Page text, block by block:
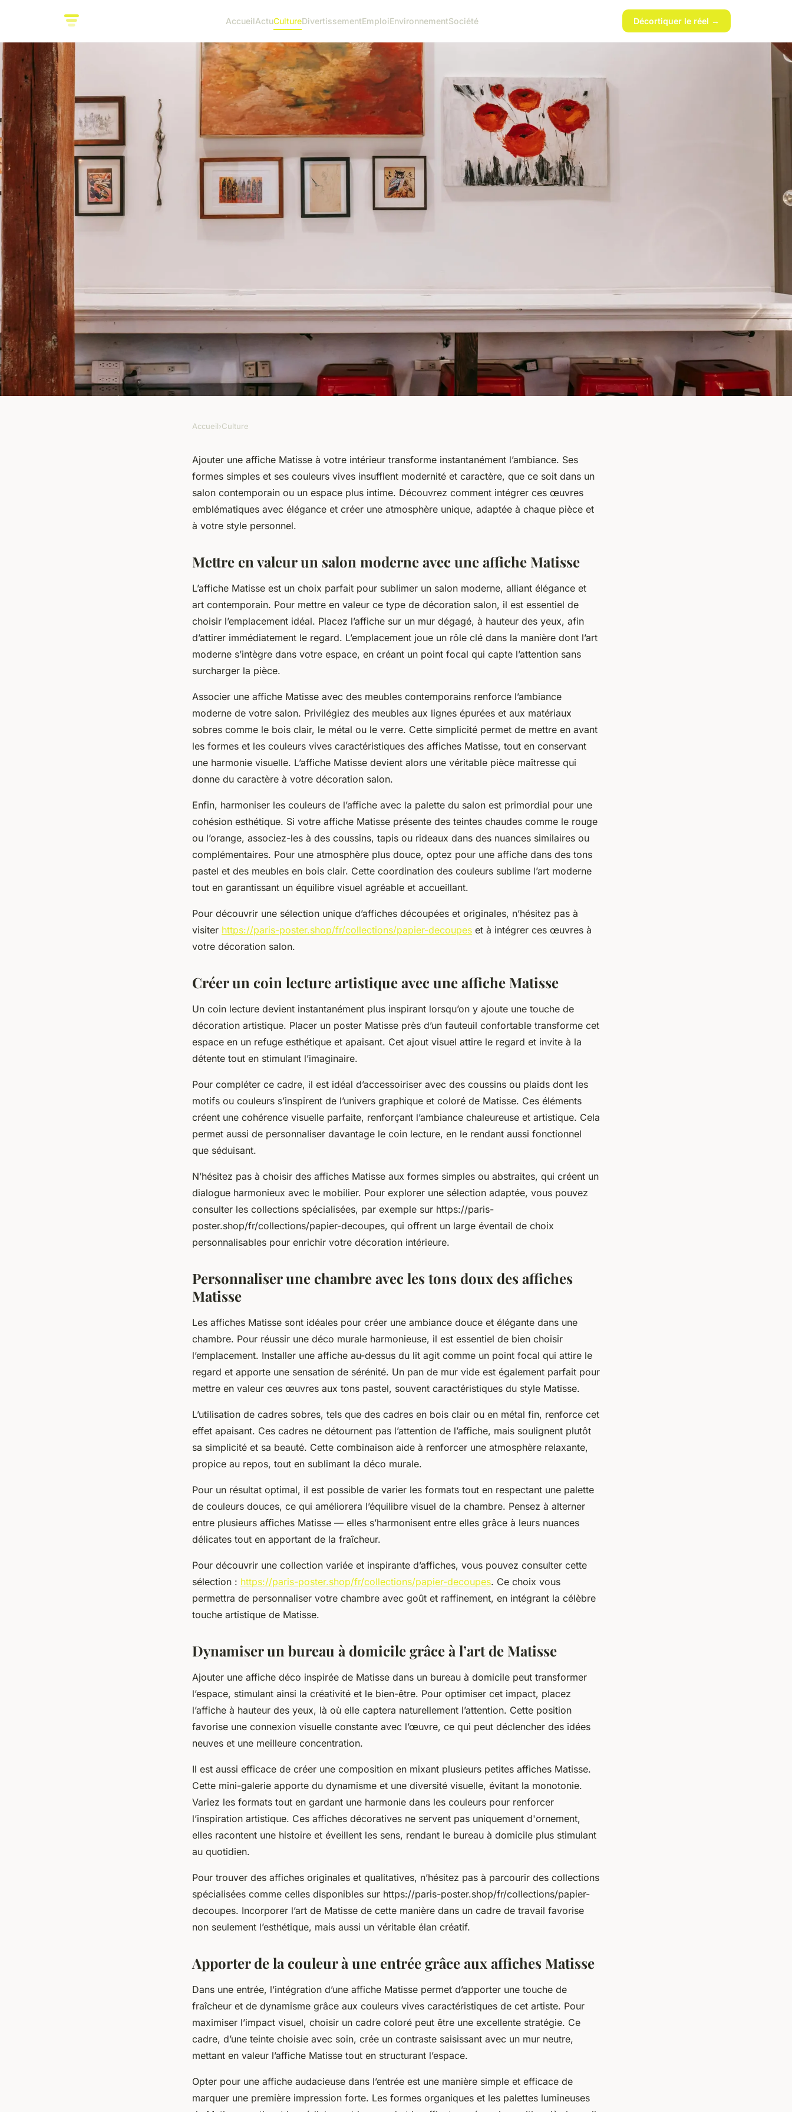
AccueilActuCultureDivertissementEmploiEnvironnementSociété Décortiquer le réel →
10 façons d'intégrer les affiches
matisse dans votre déco
Accueil›Culture
Ajouter une affiche Matisse à votre intérieur transforme instantanément l’ambiance. Ses
formes simples et ses couleurs vives insufflent modernité et caractère, que ce soit dans un
salon contemporain ou un espace plus intime. Découvrez comment intégrer ces œuvres
emblématiques avec élégance et créer une atmosphère unique, adaptée à chaque pièce et
à votre style personnel.
Mettre en valeur un salon moderne avec une affiche Matisse
L’affiche Matisse est un choix parfait pour sublimer un salon moderne, alliant élégance et
art contemporain. Pour mettre en valeur ce type de décoration salon, il est essentiel de
choisir l’emplacement idéal. Placez l’affiche sur un mur dégagé, à hauteur des yeux, afin
d’attirer immédiatement le regard. L’emplacement joue un rôle clé dans la manière dont l’art
moderne s’intègre dans votre espace, en créant un point focal qui capte l’attention sans
surcharger la pièce.
Associer une affiche Matisse avec des meubles contemporains renforce l’ambiance
moderne de votre salon. Privilégiez des meubles aux lignes épurées et aux matériaux
sobres comme le bois clair, le métal ou le verre. Cette simplicité permet de mettre en avant
les formes et les couleurs vives caractéristiques des affiches Matisse, tout en conservant
une harmonie visuelle. L’affiche Matisse devient alors une véritable pièce maîtresse qui
donne du caractère à votre décoration salon.
Enfin, harmoniser les couleurs de l’affiche avec la palette du salon est primordial pour une
cohésion esthétique. Si votre affiche Matisse présente des teintes chaudes comme le rouge
ou l’orange, associez-les à des coussins, tapis ou rideaux dans des nuances similaires ou
complémentaires. Pour une atmosphère plus douce, optez pour une affiche dans des tons
pastel et des meubles en bois clair. Cette coordination des couleurs sublime l’art moderne
tout en garantissant un équilibre visuel agréable et accueillant.
Pour découvrir une sélection unique d’affiches découpées et originales, n’hésitez pas à
visiter https://paris-poster.shop/fr/collections/papier-decoupes et à intégrer ces œuvres à
votre décoration salon.
Créer un coin lecture artistique avec une affiche Matisse
Un coin lecture devient instantanément plus inspirant lorsqu’on y ajoute une touche de
décoration artistique. Placer un poster Matisse près d’un fauteuil confortable transforme cet
espace en un refuge esthétique et apaisant. Cet ajout visuel attire le regard et invite à la
détente tout en stimulant l’imaginaire.
Pour compléter ce cadre, il est idéal d’accessoiriser avec des coussins ou plaids dont les
motifs ou couleurs s’inspirent de l’univers graphique et coloré de Matisse. Ces éléments
créent une cohérence visuelle parfaite, renforçant l’ambiance chaleureuse et artistique. Cela
permet aussi de personnaliser davantage le coin lecture, en le rendant aussi fonctionnel
que séduisant.
N’hésitez pas à choisir des affiches Matisse aux formes simples ou abstraites, qui créent un
dialogue harmonieux avec le mobilier. Pour explorer une sélection adaptée, vous pouvez
consulter les collections spécialisées, par exemple sur https://paris-
poster.shop/fr/collections/papier-decoupes, qui offrent un large éventail de choix
personnalisables pour enrichir votre décoration intérieure.
Personnaliser une chambre avec les tons doux des affiches
Matisse
Les affiches Matisse sont idéales pour créer une ambiance douce et élégante dans une
chambre. Pour réussir une déco murale harmonieuse, il est essentiel de bien choisir
l’emplacement. Installer une affiche au-dessus du lit agit comme un point focal qui attire le
regard et apporte une sensation de sérénité. Un pan de mur vide est également parfait pour
mettre en valeur ces œuvres aux tons pastel, souvent caractéristiques du style Matisse.
L’utilisation de cadres sobres, tels que des cadres en bois clair ou en métal fin, renforce cet
effet apaisant. Ces cadres ne détournent pas l’attention de l’affiche, mais soulignent plutôt
sa simplicité et sa beauté. Cette combinaison aide à renforcer une atmosphère relaxante,
propice au repos, tout en sublimant la déco murale.
Pour un résultat optimal, il est possible de varier les formats tout en respectant une palette
de couleurs douces, ce qui améliorera l’équilibre visuel de la chambre. Pensez à alterner
entre plusieurs affiches Matisse — elles s’harmonisent entre elles grâce à leurs nuances
délicates tout en apportant de la fraîcheur.
Pour découvrir une collection variée et inspirante d’affiches, vous pouvez consulter cette
sélection : https://paris-poster.shop/fr/collections/papier-decoupes. Ce choix vous
permettra de personnaliser votre chambre avec goût et raffinement, en intégrant la célèbre
touche artistique de Matisse.
Dynamiser un bureau à domicile grâce à l’art de Matisse
Ajouter une affiche déco inspirée de Matisse dans un bureau à domicile peut transformer
l’espace, stimulant ainsi la créativité et le bien-être. Pour optimiser cet impact, placez
l’affiche à hauteur des yeux, là où elle captera naturellement l’attention. Cette position
favorise une connexion visuelle constante avec l’œuvre, ce qui peut déclencher des idées
neuves et une meilleure concentration.
Il est aussi efficace de créer une composition en mixant plusieurs petites affiches Matisse.
Cette mini-galerie apporte du dynamisme et une diversité visuelle, évitant la monotonie.
Variez les formats tout en gardant une harmonie dans les couleurs pour renforcer
l’inspiration artistique. Ces affiches décoratives ne servent pas uniquement d'ornement,
elles racontent une histoire et éveillent les sens, rendant le bureau à domicile plus stimulant
au quotidien.
Pour trouver des affiches originales et qualitatives, n’hésitez pas à parcourir des collections
spécialisées comme celles disponibles sur https://paris-poster.shop/fr/collections/papier-
decoupes. Incorporer l’art de Matisse de cette manière dans un cadre de travail favorise
non seulement l’esthétique, mais aussi un véritable élan créatif.
Apporter de la couleur à une entrée grâce aux affiches Matisse
Dans une entrée, l’intégration d’une affiche Matisse permet d’apporter une touche de
fraîcheur et de dynamisme grâce aux couleurs vives caractéristiques de cet artiste. Pour
maximiser l’impact visuel, choisir un cadre coloré peut être une excellente stratégie. Ce
cadre, d’une teinte choisie avec soin, crée un contraste saisissant avec un mur neutre,
mettant en valeur l’affiche Matisse tout en structurant l’espace.
Opter pour une affiche audacieuse dans l’entrée est une manière simple et efficace de
marquer une première impression forte. Les formes organiques et les palettes lumineuses